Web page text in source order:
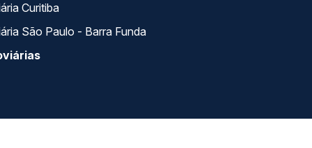
Curitiba
São Paulo - Barra Funda